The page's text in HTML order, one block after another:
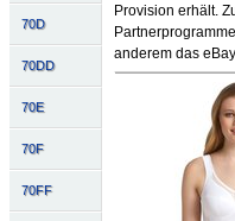
70D
70DD
70E
70F
70FF
Provision erhält.
anderem das